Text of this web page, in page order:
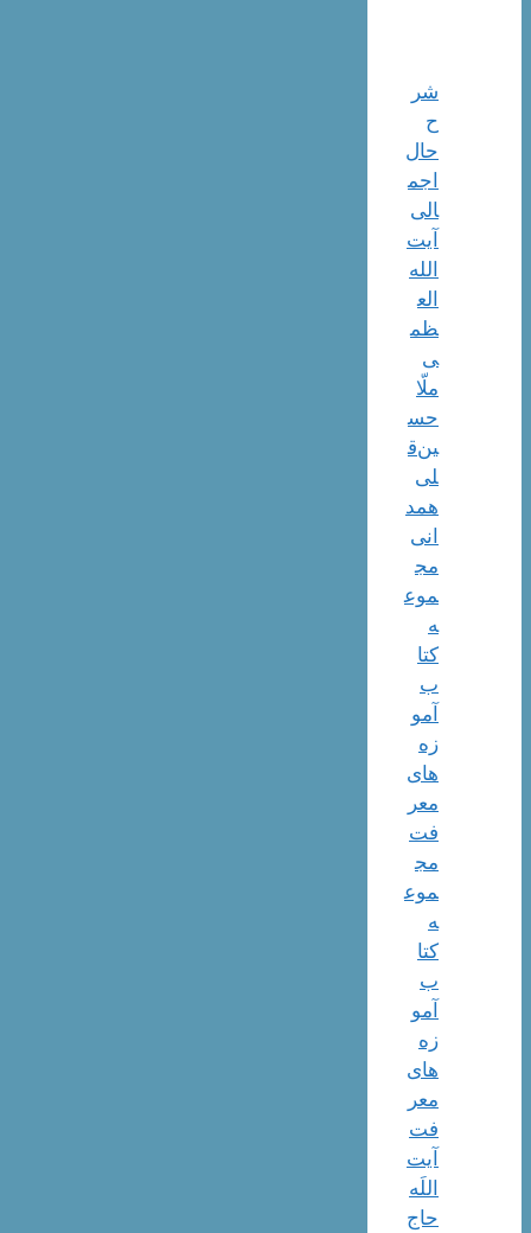
شر
ح
حال
اجم
الی
آیت‌
الله‌
الع
ظم
ی
ملّا
حس
ین‌ق
لی
همد
انی
مج
موع
ه
کتا
ب
آمو
زه
های
معر
فت
مج
موع
ه
کتا
ب
آمو
زه
های
معر
فت
آیت
اللَه
حاج